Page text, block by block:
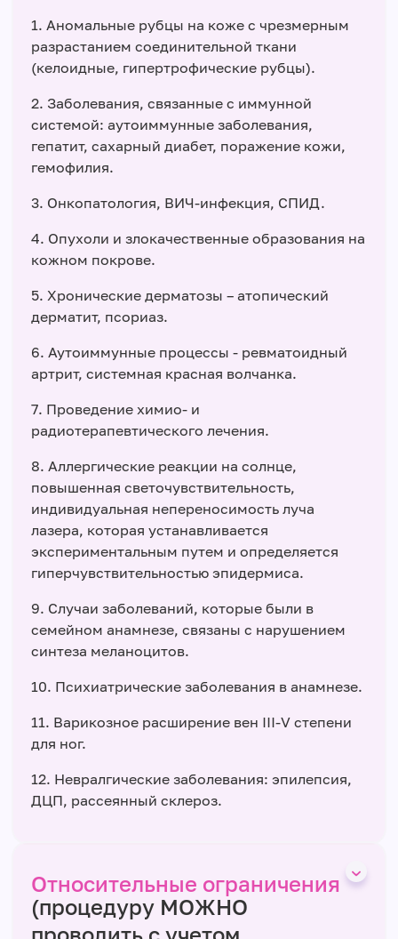
1. Аномальные рубцы на коже с чрезмерным
разрастанием соединительной ткани
(келоидные, гипертрофические рубцы).
2. Заболевания, связанные с иммунной
системой: аутоиммунные заболевания,
гепатит, сахарный диабет, поражение кожи,
гемофилия.
3. Онкопатология, ВИЧ-инфекция, СПИД.
4. Опухоли и злокачественные образования на
кожном покрове.
5. Хронические дерматозы – атопический
дерматит, псориаз.
6. Аутоиммунные процессы - ревматоидный
артрит, системная красная волчанка.
7. Проведение химио- и
радиотерапевтического лечения.
8. Аллергические реакции на солнце,
повышенная светочувствительность,
индивидуальная непереносимость луча
лазера, которая устанавливается
экспериментальным путем и определяется
гиперчувствительностью эпидермиса.
9. Случаи заболеваний, которые были в
семейном анамнезе, связаны с нарушением
синтеза меланоцитов.
10. Психиатрические заболевания в анамнезе.
11. Варикозное расширение вен ІІІ-V степени
для ног.
12. Невралгические заболевания: эпилепсия,
ДЦП, рассеянный склероз.
Относительные ограничения
(процедуру МОЖНО